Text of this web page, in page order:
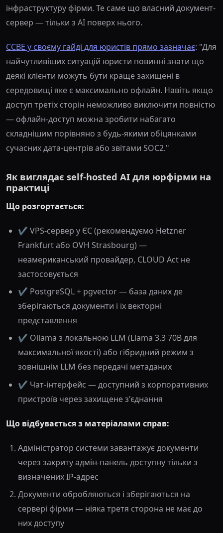
інфраструктуру фірми. Те саме що власний документ-
сервер — тільки з AI поверх нього.
CCBE у своєму гайді для юристів прямо зазначає: "Для
найчутливіших ситуацій юристи повинні знати що
деякі клієнти можуть бути краще захищені в
середовищі яке є максимально офлайн. Навіть якщо
доступ третіх сторін неможливо виключити повністю
— офлайн-доступ можна зробити набагато
складнішим порівняно з будь-якими обіцянками
сучасних дата-центрів або звітами SOC2."
Як виглядає self-hosted AI для юрфірми на
практиці
Що розгортається:
✔️ VPS-сервер у ЄС (рекомендуємо Hetzner
Frankfurt або OVH Strasbourg) —
неамериканський провайдер, CLOUD Act не
застосовується
✔️ PostgreSQL + pgvector — база даних де
зберігаються документи і їх векторні
представлення
✔️ Ollama з локальною LLM (Llama 3.3 70B для
максимальної якості) або гібридний режим з
зовнішнім LLM без передачі метаданих
✔️ Чат-інтерфейс — доступний з корпоративних
пристроїв через захищене з'єднання
Що відбувається з матеріалами справ:
Адміністратор системи завантажує документи
через закриту адмін-панель доступну тільки з
визначених IP-адрес
Документи обробляються і зберігаються на
сервері фірми — ніяка третя сторона не має до
них доступу